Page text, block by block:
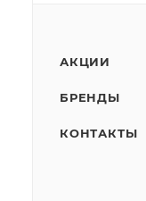
АКЦИИ
БРЕНДЫ
КОНТАКТЫ